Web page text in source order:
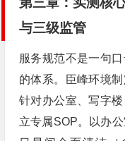
与三级监管
服务规范不是一句
的体系。臣峰环境
针对办公室、写字
立专属SOP。以办